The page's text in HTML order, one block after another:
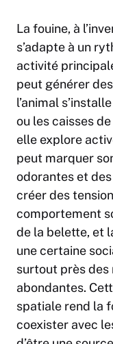
La fouine, à
s’adapte à un
activité
peut générer
l’animal
ou les caisses
elle explore
peut marquer
odorantes et
créer des
comportement
de la belette, et
une certaine
surtout près des
abondantes.
spatiale rend la
coexister avec